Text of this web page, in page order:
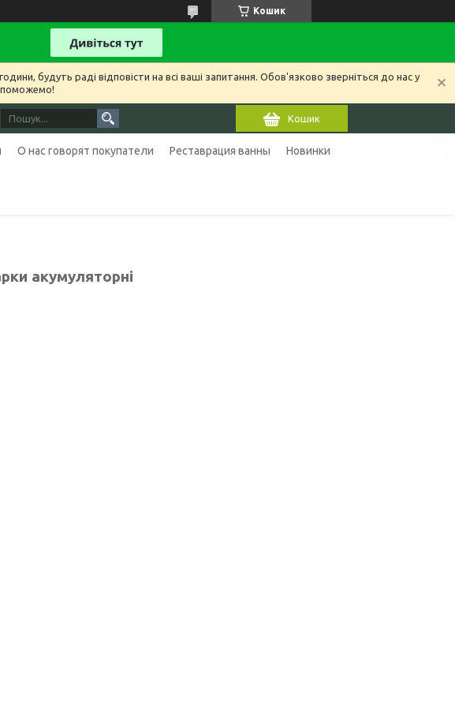
Кошик
будуть раді відповісти на всі ваші запитання. Обов'язково зверніться до нас у
Кошик
О нас говорят покупатели Реставрация ванны Новинки
акумуляторні